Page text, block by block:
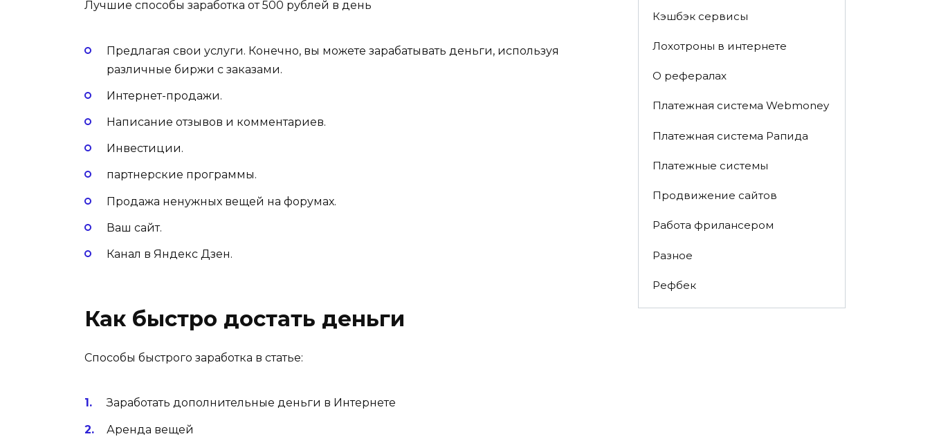
Лучшие способы заработка от 500 рублей в день
Предлагая свои услуги. Конечно, вы можете зарабатывать деньги, используя
различные биржи с заказами.
Интернет-продажи.
Написание отзывов и комментариев.
Инвестиции.
партнерские программы.
Продажа ненужных вещей на форумах.
Ваш сайт.
Канал в Яндекс Дзен.
Как быстро достать деньги
Способы быстрого заработка в статье:
Заработать дополнительные деньги в Интернете
Аренда вещей
Кэшбэк сервисы
Лохотроны в интернете
О рефералах
Платежная система Webmoney
Платежная система Рапида
Платежные системы
Продвижение сайтов
Работа фрилансером
Разное
Рефбек